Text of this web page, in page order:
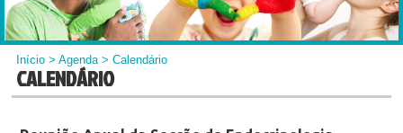
Início >Agenda> Calendário
CALENDÁRIO